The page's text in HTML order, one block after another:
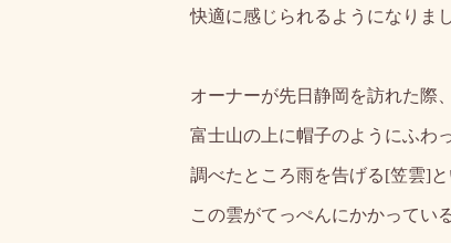
快適に感じられるようになりまし
オーナーが先日静岡を訪れた際、
富士山の上に帽子のようにふわ
調べたところ雨を告げる[笠雲]と
この雲がてっぺんにかかってい